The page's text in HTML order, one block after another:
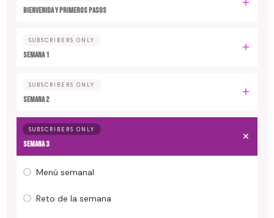
Bienvenida y primeros pasos
SUBSCRIBERS ONLY
Semana 1
SUBSCRIBERS ONLY
Semana 2
SUBSCRIBERS ONLY
Semana 3
Menú semanal
Reto de la semana